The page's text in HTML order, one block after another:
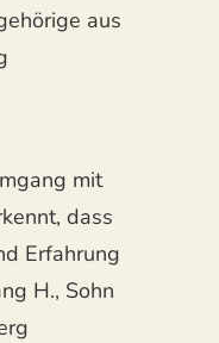
aus
mit
dass
Erfahrung
H., Sohn